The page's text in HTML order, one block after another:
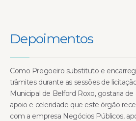
Depoimentos
Como Pregoeiro substituto e
trâmites durante as sessões de
Municipal de Belford Roxo, gostaria
apoio e celeridade que este órgão
com a empresa Negócios Públicos,